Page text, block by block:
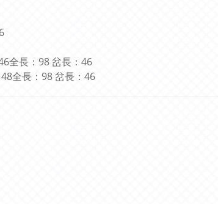
全長： 98岔長： 46
48全長： 98岔長： 46